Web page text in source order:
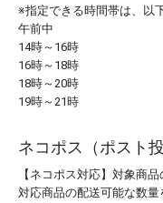
※指定できる時間帯は、以
午前中
14時～16時
16時～18時
18時～20時
19時～21時
ネコポス（ポスト
【ネコポス対応】対象商品
対応商品の配送可能な数